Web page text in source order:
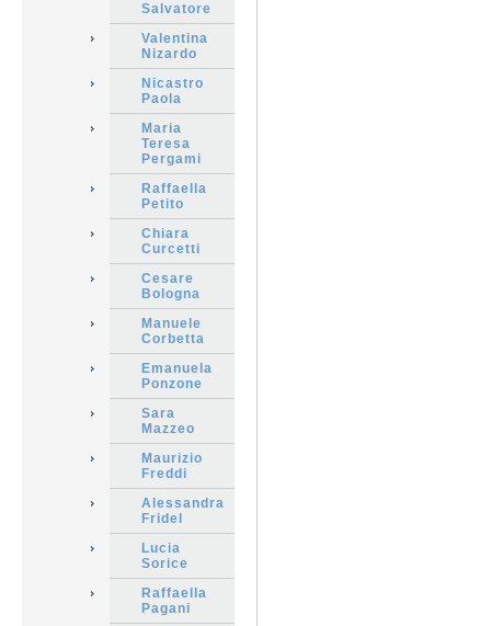
Salvatore
Valentina
Nizardo
Nicastro
Paola
Maria
Teresa
Pergami
Raffaella
Petito
Chiara
Curcetti
Cesare
Bologna
Manuele
Corbetta
Emanuela
Ponzone
Sara
Mazzeo
Maurizio
Freddi
Alessandra
Fridel
Lucia
Sorice
Raffaella
Pagani